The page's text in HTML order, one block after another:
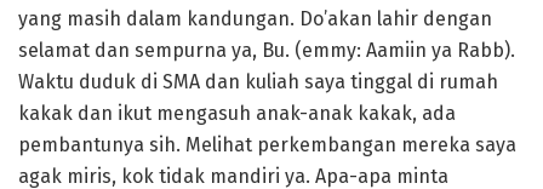
yang masih dalam kandungan. Do’akan lahir dengan
selamat dan sempurna ya, Bu. (emmy: Aamiin ya Rabb).
Waktu duduk di SMA dan kuliah saya tinggal di rumah
kakak dan ikut mengasuh anak-anak kakak, ada
pembantunya sih. Melihat perkembangan mereka saya
agak miris, kok tidak mandiri ya. Apa-apa minta